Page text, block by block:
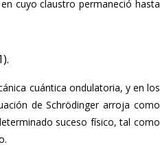
cuyo claustro permaneció hasta
cuántica ondulatoria, y en los
de Schrödinger arroja como
suceso físico, tal como